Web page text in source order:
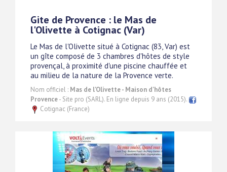
Gite de Provence : le Mas de
l'Olivette à Cotignac (Var)
Le Mas de l'Olivette situé à Cotignac (83, Var) est
un gîte composé de 3 chambres d'hôtes de style
provençal, à proximité d'une piscine chauffée et
au milieu de la nature de la Provence verte.
Nom officiel : Mas de l'Olivette - Maison d'hôtes
Provence- Site pro (SARL). En ligne depuis 9 ans (2015).
Cotignac (France)